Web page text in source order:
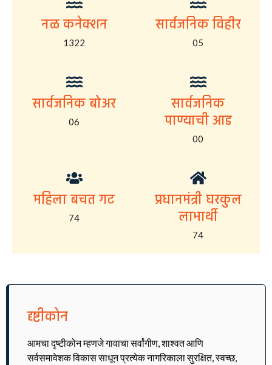
नळ कनेक्शन
1322
सार्वजनिक विहीर
05
सार्वजनिक बोअर
06
सार्वजनिक
पाण्याची आड
00
महिला बचत गट
74
प्रधानमंत्री घरकुल
लाभार्थी
74
दृष्टीकोन
आमचा दृष्टीकोन म्हणजे गावाचा सर्वांगीण, शाश्वत आणि
सर्वसमावेशक विकास साधून प्रत्येक नागरिकाला सुरक्षित, स्वच्छ,